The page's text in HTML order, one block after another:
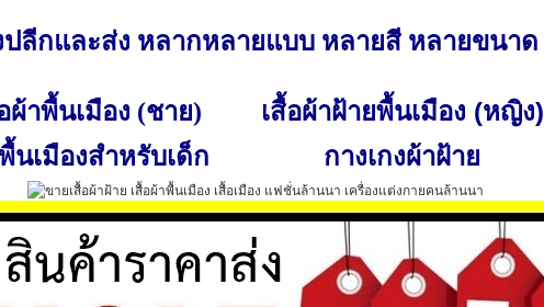
ลีกและส่ง หลากหลายแบบ หลายสี หลายขนาด
ผ้าพื้นเมือง (ชาย)
เสื้อผ้าฝ้ายพื้นเมือง (หญิง)
นเมืองสำหรับเด็ก
กางเกงผ้าฝ้าย